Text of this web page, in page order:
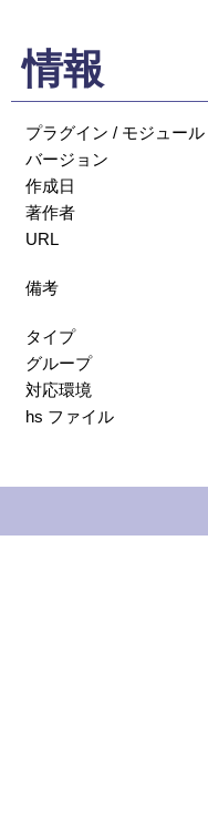
情報
プラグイン / モジュール
バージョン
作成日
著作者
URL
備考
タイプ
グループ
対応環境
hs ファイル